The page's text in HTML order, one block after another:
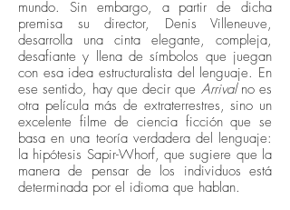
mundo. Sin embargo, a partir de dicha
premisa su director, Denis Villeneuve,
desarrolla una cinta elegante, compleja,
desafiante y llena de símbolos que juegan
con esa idea estructuralista del lenguaje. En
ese sentido, hay que decir que Arrival no es
otra película más de extraterrestres, sino un
excelente filme de ciencia ficción que se
basa en una teoría verdadera del lenguaje:
la hipótesis Sapir-Whorf, que sugiere que la
manera de pensar de los individuos está
determinada por el idioma que hablan.